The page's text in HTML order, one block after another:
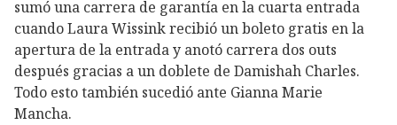
sumó una carrera de garantía en la cuarta entrada
cuando Laura Wissink recibió un boleto gratis en la
apertura de la entrada y anotó carrera dos outs
después gracias a un doblete de Damishah Charles.
Todo esto también sucedió ante Gianna Marie
Mancha.